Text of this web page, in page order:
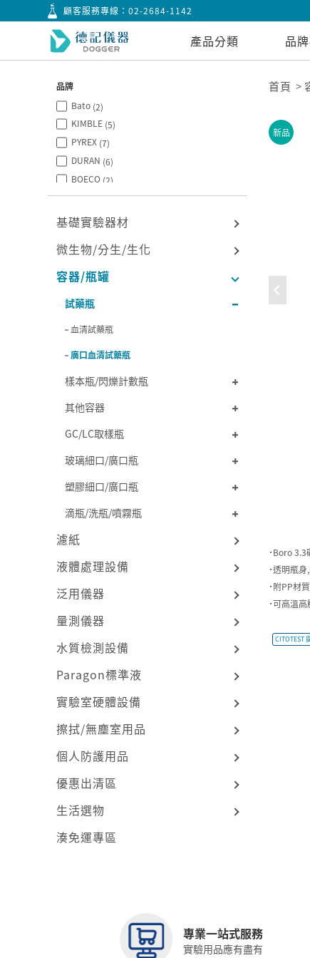
顧客服務專線：02-2684-1142
產品分類 品
品牌
Bato (2)
KIMBLE (5)
PYREX (7)
DURAN (6)
BOECO (2)
CITOTEST(2)
基礎實驗器材
微生物/分生/生化
容器/瓶罐
試藥瓶
血清試藥瓶
廣口血清試藥瓶
樣本瓶/閃爍計數瓶
其他容器
GC/LC取樣瓶
玻璃細口/廣口瓶
塑膠細口/廣口瓶
滴瓶/洗瓶/噴霧瓶
濾紙
液體處理設備
泛用儀器
量測儀器
水質檢測設備
Paragon標準液
實驗室硬體設備
擦拭/無塵室用品
個人防護用品
優惠出清區
生活選物
湊免運專區
首頁
新品
˙Boro 3.3
˙透明瓶
˙附PP材
˙可高溫
CITOTEST
專業一站式服務
實驗用品應有盡有